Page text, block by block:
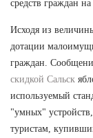
средств граждан на
Исходя из
дотации
граждан.
скидкой Сальск
используемый
"умных"
туристам,